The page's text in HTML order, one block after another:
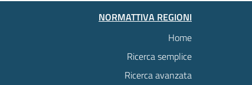
NORMATTIVA REGIONI
Home
Ricerca semplice
Ricerca avanzata